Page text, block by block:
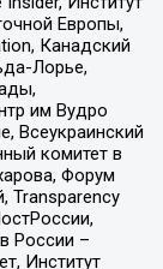
Европы,
Канадский
Лорье,
им Вудро
Всеукраинский
комитет в
Форум
Transparеncy
России –
Институт